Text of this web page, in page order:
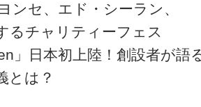
ンセ、エド・シーラン、
るチャリティーフェス
」日本初上陸！創設者が語
とは？